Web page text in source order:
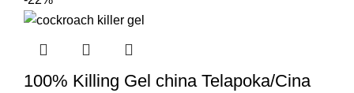
100% Killing Gel china Telapoka/Cina